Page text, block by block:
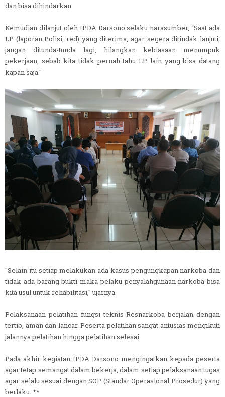
dan bisa dihindarkan.
Kemudian dilanjut oleh IPDA Darsono selaku narasumber, “Saat ada
LP (laporan Polisi, red) yang diterima, agar segera ditindak lanjuti,
jangan ditunda-tunda lagi, hilangkan kebiasaan menumpuk
pekerjaan, sebab kita tidak pernah tahu LP lain yang bisa datang
kapan saja."
"Selain itu setiap melakukan ada kasus pengungkapan narkoba dan
tidak ada barang bukti maka pelaku penyalahgunaan narkoba bisa
kita usul untuk rehabilitasi," ujarnya.
Pelaksanaan pelatihan fungsi teknis Resnarkoba berjalan dengan
tertib, aman dan lancar. Peserta pelatihan sangat antusias mengikuti
jalannya pelatihan hingga pelatihan selesai.
Pada akhir kegiatan IPDA Darsono mengingatkan kepada peserta
agar tetap semangat dalam bekerja, dalam setiap pelaksanaan tugas
agar selalu sesuai dengan SOP (Standar Operasional Prosedur) yang
berlaku. **